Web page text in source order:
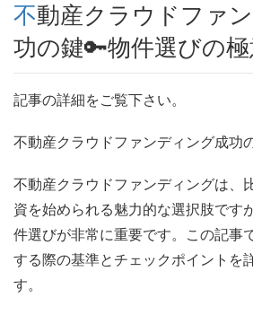
不動産クラウドファンディング成
功の鍵🔑物件選びの
記事の詳細をご覧下さい。
不動産クラウドファンディング成功
不動産クラウドファンディングは、
資を始められる魅力的な選択肢です
件選びが非常に重要です。この記事
する際の基準とチェックポイントを
す。